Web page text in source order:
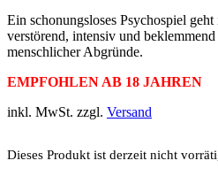
Ein schonungsloses Psychospiel
verstörend, intensiv und
menschlicher Abgründe.
EMPFOHLEN AB 18 JAHREN
inkl. MwSt. zzgl. Versand
Dieses Produkt ist derzeit nicht